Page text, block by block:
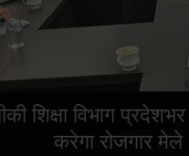
शिक्षा विभाग
करेगा रोजगार मेले